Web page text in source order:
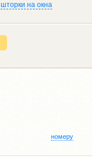
шторки на окна
номеру